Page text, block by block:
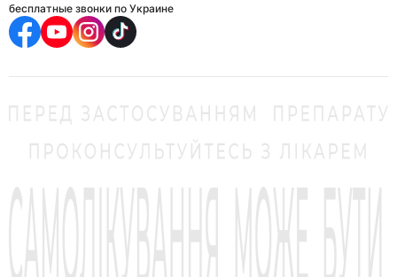
бесплатные звонки по Украине